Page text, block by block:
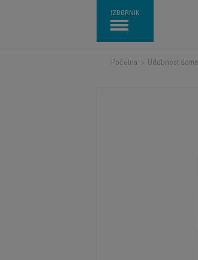
IZBORNIK
Početna Udobnost doma